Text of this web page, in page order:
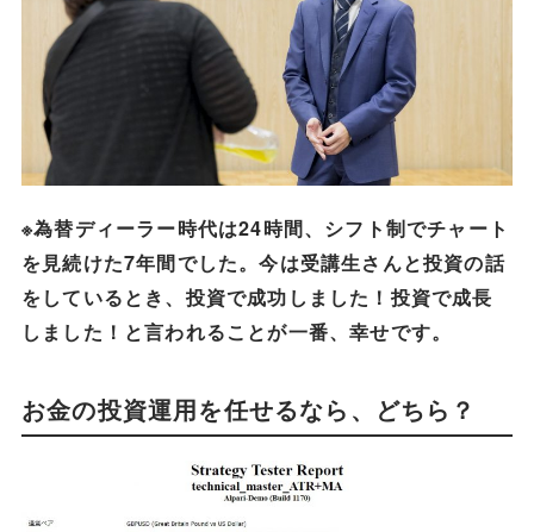
※為替ディーラー時代は24時間、シフト制でチャート
を見続けた7年間でした。今は受講生さんと投資の話
をしているとき、投資で成功しました！投資で成長
しました！と言われることが一番、幸せです。
お金の投資運用を任せるなら、どちら？